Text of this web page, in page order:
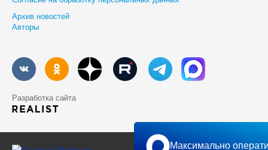
Архив новостей
Авторы
Разработка сайта
Максимально